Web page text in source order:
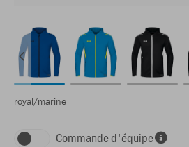
royal/marine
Commande d'équipe